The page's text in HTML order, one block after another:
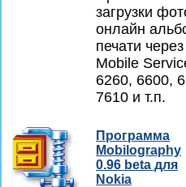
загрузки
онлайн
печати
Mobile
6260, 6600,
7610 и т.п.
Программа
Mobilography
0.96 beta для
Nokia